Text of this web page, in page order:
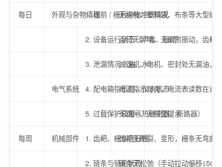
每日 外观与杂物清理1. 栅前 / 栅后杂物堆积情况
无树枝、塑料袋、布条等大型缠
2. 设备运行状态（声音、振动）
运行无异响、无剧烈振动，齿耙
3. 泄漏情况（油、水）
减速机、电机、密封处无漏油，
电气系统 4. 配电箱指示灯、仪表状态
电源指示灯亮，电流表读数在设
5. 过载保护装置（热继电器、断路器）
无跳闸、无报警提示
每周 机械部件 1. 齿耙、栅条完好性齿耙无断裂、变形，栅条无弯曲
2. 链条与链轮状态链条无松弛（手动拉动偏移